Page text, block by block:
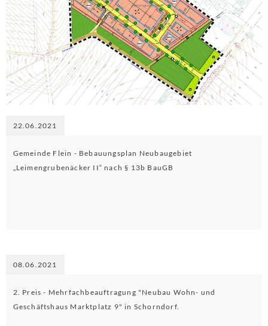
22.06.2021
Gemeinde Flein - Bebauungsplan Neubaugebiet
„Leimengrubenäcker II“ nach § 13b BauGB
08.06.2021
2. Preis - Mehrfachbeauftragung "Neubau Wohn- und
Geschäftshaus Marktplatz 9" in Schorndorf.